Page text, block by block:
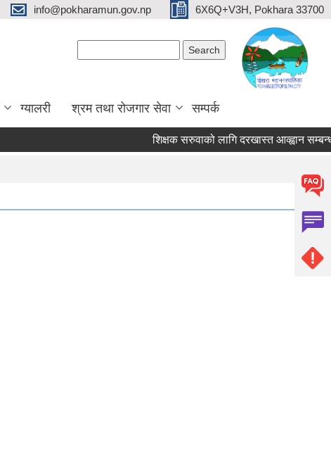
info@pokharamun.gov.np 6X6Q+V3H, Pokhara 33700
ग्यालरी श्रम तथा रोजगार सेवा सम्पर्क
शिक्षक सरुवाको लागि दरखास्त आव्ह्वान सम्बन्धी